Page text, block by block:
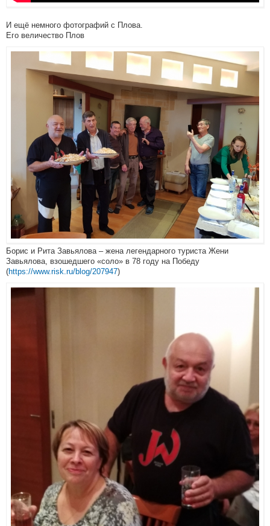
И ещё немного фотографий с Плова.
Его величество Плов
Борис и Рита Завьялова – жена легендарного туриста Жени
Завьялова, взошедшего «соло» в 78 году на Победу
(https://www.risk.ru/blog/207947)